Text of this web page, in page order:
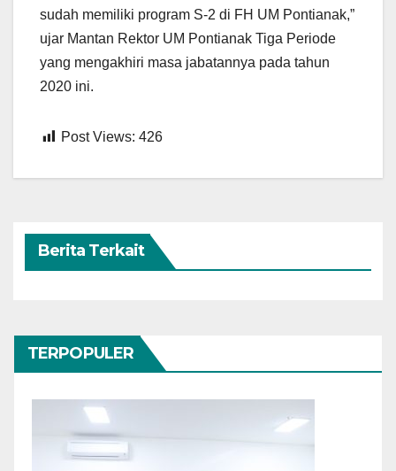
sudah memiliki program S-2 di FH UM Pontianak,”
ujar Mantan Rektor UM Pontianak Tiga Periode
yang mengakhiri masa jabatannya pada tahun
2020 ini.
Post Views: 426
Berita Terkait
TERPOPULER